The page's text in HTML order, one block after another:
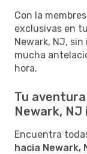
Con la
exclusivas en
Newark, NJ,
mucha
hora.
Tu
Newark, NJ
Encuentra
hacia Newark,